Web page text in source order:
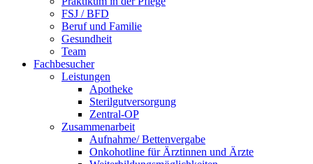
FSJ / BFD
Beruf und Familie
Gesundheit
Team
Fachbesucher
Leistungen
Apotheke
Sterilgutversorgung
Zentral-OP
Zusammenarbeit
Aufnahme/ Bettenvergabe
Onkohotline für Ärztinnen und Ärzte